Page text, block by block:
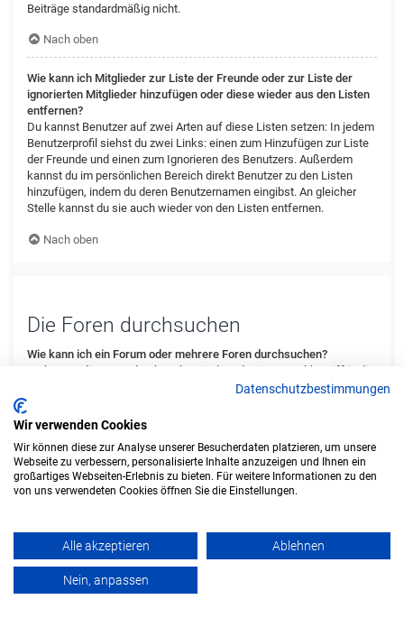
Beiträge standardmäßig nicht.
Nach oben
Wie kann ich Mitglieder zur Liste der Freunde oder zur Liste der
ignorierten Mitglieder hinzufügen oder diese wieder aus den Listen
entfernen?
Du kannst Benutzer auf zwei Arten auf diese Listen setzen: In jedem
Benutzerprofil siehst du zwei Links: einen zum Hinzufügen zur Liste
der Freunde und einen zum Ignorieren des Benutzers. Außerdem
kannst du im persönlichen Bereich direkt Benutzer zu den Listen
hinzufügen, indem du deren Benutzernamen eingibst. An gleicher
Stelle kannst du sie auch wieder von den Listen entfernen.
Nach oben
Die Foren durchsuchen
Wie kann ich ein Forum oder mehrere Foren durchsuchen?
Du kannst die Foren durchsuchen, indem du einen Suchbegriff in die
Suchbox eingibst, die du in der Foren-Übersicht, der Foren- oder
indem du den „Erweiterte Suche“-Link anklickst, der von jeder Seite
Nach oben
zu viele gängige Wörter, welche von phpBB nicht indiziert werden.
Stelle eine spezifischere Anfrage und benutze die Optionen, die dir
die erweiterte Suche bietet. Außerdem ist es natürlich auch möglich,
dass dein(e) Suchbegriff(e) hier nirgends im Forum verwendet
Datenschutzbestimmungen
Wir verwenden Cookies
Wir können diese zur Analyse unserer Besucherdaten platzieren, um unsere
Webseite zu verbessern, personalisierte Inhalte anzuzeigen und Ihnen ein
großartiges Webseiten-Erlebnis zu bieten. Für weitere Informationen zu den
von uns verwendeten Cookies öffnen Sie die Einstellungen.
Alle akzeptieren Ablehnen
Nein, anpassen